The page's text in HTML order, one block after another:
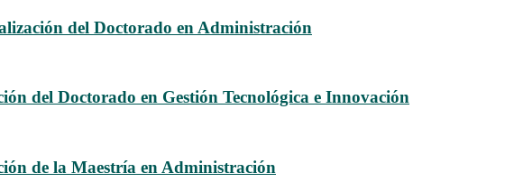
del Doctorado en Administración
del Doctorado en Gestión Tecnológica e Innovación
de la Maestría en Administración